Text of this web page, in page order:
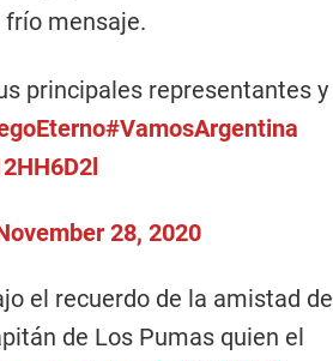
mensaje.
principales representantes y
#VamosArgentina
28, 2020
el recuerdo de la amistad de
de Los Pumas quien el